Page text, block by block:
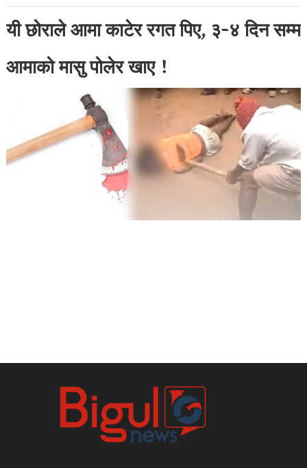
यी छोराले आमा काटेर रगत पिए, ३-४ दिन सम्म
आमाको मासु पोलेर खाए !